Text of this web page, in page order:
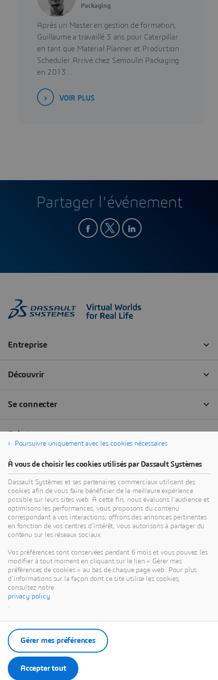
Packaging
Après un Master en gestion de formation,
Guillaume a travaillé 3 ans pour Caterpillar
en tant que Material Planner et Production
Scheduler. Arrivé chez Semoulin Packaging
en 2013…
VOIR PLUS
Partager l'événement
Poursuivre uniquement avec les cookies nécessaires
À vous de choisir les cookies utilisés par Dassault Systèmes
Dassault Systèmes et ses partenaires commerciaux utilisent des
cookies afin de vous faire bénéficier de la meilleure expérience
possible sur leurs sites web. À cette fin, nous évaluons l'audience et
optimisons les performances, vous proposons du contenu
correspondant à vos interactions, offrons des annonces pertinentes
en fonction de vos centres d'intérêt, vous autorisons à partager du
contenu sur les réseaux sociaux.
Vos préférences sont conservées pendant 6 mois et vous pouvez les
modifier à tout moment en cliquant sur le lien « Gérer mes
préférences de cookies » au bas de chaque page web. Pour plus
d'informations sur la façon dont ce site utilise les cookies,
consultez notre
privacy policy
.
Accepter tout
Gérer mes préférences